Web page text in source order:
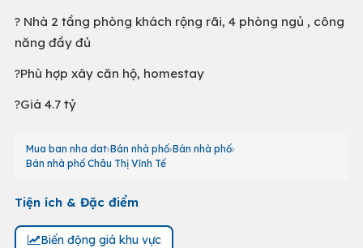
? Nhà 2 tầng phòng khách rộng rãi, 4 phòng ngủ , công
năng đầy đủ
?Phù hợp xây căn hộ, homestay
?Giá 4.7 tỷ
Mua ban nha dat Bán nhà phố Bán nhà phố
Bán nhà phố Châu Thị Vĩnh Tế
Tiện ích & Đặc điểm
Biến động giá khu vực